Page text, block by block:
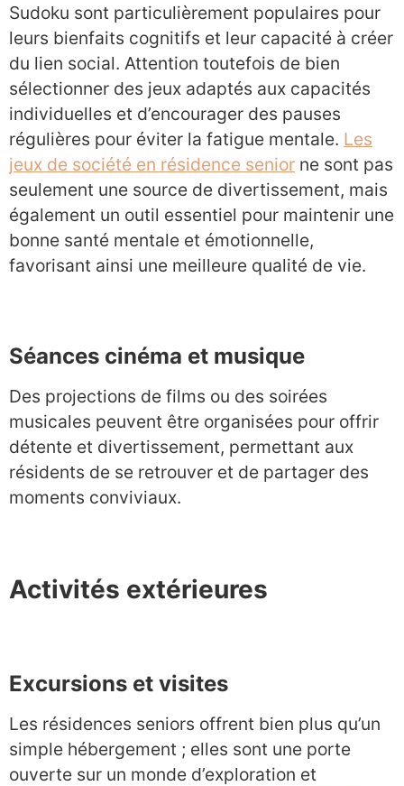
Sudoku sont particulièrement populaires pour
leurs bienfaits cognitifs et leur capacité à créer
du lien social. Attention toutefois de bien
sélectionner des jeux adaptés aux capacités
individuelles et d’encourager des pauses
régulières pour éviter la fatigue mentale. Les
jeux de société en résidence senior ne sont pas
seulement une source de divertissement, mais
également un outil essentiel pour maintenir une
bonne santé mentale et émotionnelle,
favorisant ainsi une meilleure qualité de vie.
Séances cinéma et musique
Des projections de films ou des soirées
musicales peuvent être organisées pour offrir
détente et divertissement, permettant aux
résidents de se retrouver et de partager des
moments conviviaux.
Activités extérieures
Excursions et visites
Les résidences seniors offrent bien plus qu’un
simple hébergement ; elles sont une porte
ouverte sur un monde d’exploration et